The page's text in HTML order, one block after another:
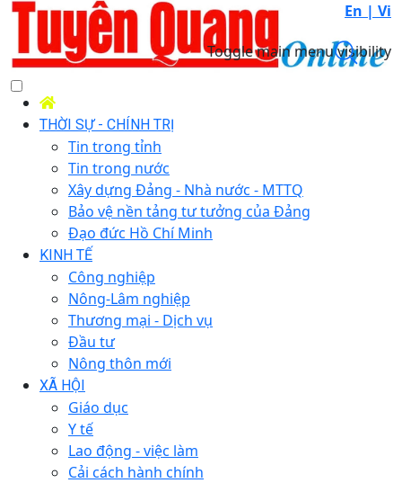
En | Vi
Toggle main menu visibility
THỜI SỰ - CHÍNH TRỊ
Tin trong tỉnh
Tin trong nước
Xây dựng Đảng - Nhà nước - MTTQ
Bảo vệ nền tảng tư tưởng của Đảng
Đạo đức Hồ Chí Minh
KINH TẾ
Công nghiệp
Nông-Lâm nghiệp
Thương mại - Dịch vụ
Đầu tư
Nông thôn mới
XÃ HỘI
Giáo dục
Y tế
Lao động - việc làm
Cải cách hành chính